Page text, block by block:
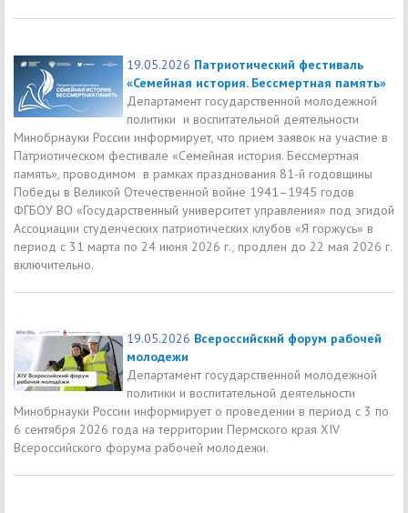
19.05.2026 Патриотический фестиваль
«Семейная история. Бессмертная память»
Департамент государственной молодежной
политики и воспитательной деятельности
Минобрнауки России информирует, что прием заявок на участие в
Патриотическом фестивале «Семейная история. Бессмертная
память», проводимом в рамках празднования 81-й годовщины
Победы в Великой Отечественной войне 1941–1945 годов
ФГБОУ ВО «Государственный университет управления» под эгидой
Ассоциации студенческих патриотических клубов «Я горжусь» в
период с 31 марта по 24 июня 2026 г., продлен до 22 мая 2026 г.
включительно.
19.05.2026 Всероссийский форум рабочей
молодежи
Департамент государственной молодежной
политики и воспитательной деятельности
Минобрнауки России информирует о проведении в период с 3 по
6 сентября 2026 года на территории Пермского края XIV
Всероссийского форума рабочей молодежи.